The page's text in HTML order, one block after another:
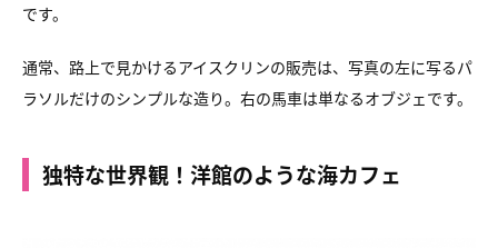
です。
通常、路上で見かけるアイスクリンの販売は、写真の左に写るパ
ラソルだけのシンプルな造り。右の馬車は単なるオブジェです。
独特な世界観！洋館のような海カフェ